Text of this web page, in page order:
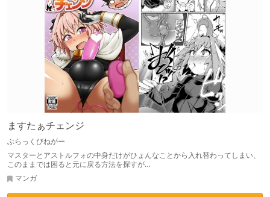
ますたぁチェンジ
ぶらっくびねがー
マスターとアストルフォの中身だけがひょんなことから入れ替わってしまい、
このままでは困ると元に戻る方法を探すが…
マンガ